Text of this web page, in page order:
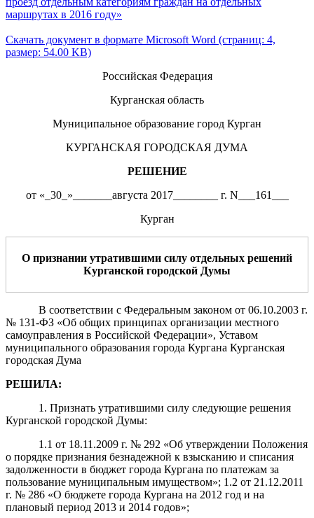
маршрутах в 2016 году»
Скачать документ в формате Microsoft Word (страниц: 4,
размер: 54.00 KB)
Российская Федерация
Курганская область
Муниципальное образование город Курган
КУРГАНСКАЯ ГОРОДСКАЯ ДУМА
РЕШЕНИЕ
от «_30_»_______августа 2017________ г. N___161___
Курган
О признании утратившими силу отдельных решений
Курганской городской Думы
В соответствии с Федеральным законом от 06.10.2003 г.
№ 131-ФЗ «Об общих принципах организации местного
самоуправления в Российской Федерации», Уставом
муниципального образования города Кургана Курганская
городская Дума
РЕШИЛА:
1. Признать утратившими силу следующие решения
Курганской городской Думы:
1.1 от 18.11.2009 г. № 292 «Об утверждении Положения
о порядке признания безнадежной к взысканию и списания
задолженности в бюджет города Кургана по платежам за
пользование муниципальным имуществом»; 1.2 от 21.12.2011
г. № 286 «О бюджете города Кургана на 2012 год и на
плановый период 2013 и 2014 годов»;